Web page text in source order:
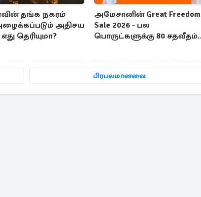
தங்க நகரம்
அதிசய
தெரியுமா?
அமேசானின் Great Freedom
Sale 2026 - பல
பொருட்களுக்கு 80 சதவீதம்
பிரபலமானவை